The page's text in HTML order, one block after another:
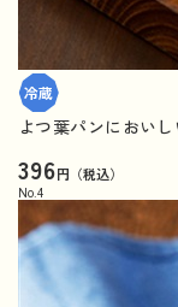
よつ葉パンにおい
396円（税込）
No. 4